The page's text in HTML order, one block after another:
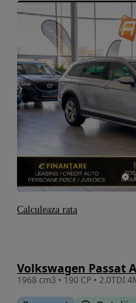
Calculeaza rata